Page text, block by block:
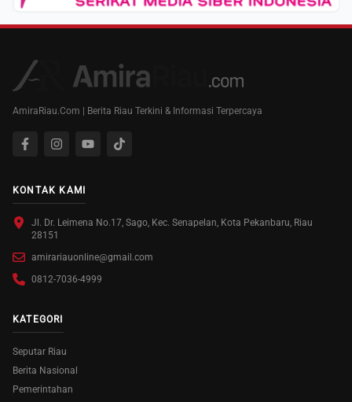
AmiraRiau.Com | Berita Riau Terkini & Informasi Terpercaya
KONTAK KAMI
Jl. Dr. Leimena No.17, Sago, Kec. Senapelan, Kota Pekanbaru, Riau
28151
amirariauonline@gmail.com
0812-7036-4999
KATEGORI
Seputar Riau
Berita Nasional
Pemerintahan